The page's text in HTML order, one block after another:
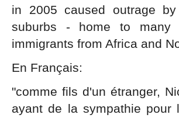
in 2005 caused outrage
suburbs - home to many
immigrants from Africa and
En Français:
"comme fils d'un étranger,
ayant de la sympathie pour